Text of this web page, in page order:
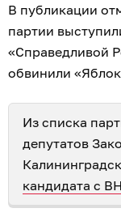
В публикации
партии
«Справедливой
обвинили
Из списка
депутатов
кандидата с